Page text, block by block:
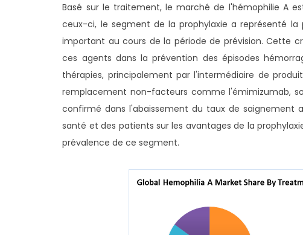
Basé sur le traitement, le marché de l'hémophilie A
ceux-ci, le segment de la prophylaxie a représenté
important au cours de la période de prévision. Cette
ces agents dans la prévention des épisodes
thérapies, principalement par l'intermédiaire de
remplacement non-facteurs comme l'émimizumab,
confirmé dans l'abaissement du taux de saignement
santé et des patients sur les avantages de la
prévalence de ce segment.